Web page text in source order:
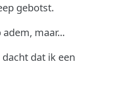
gebotst.
maar...
dat ik een